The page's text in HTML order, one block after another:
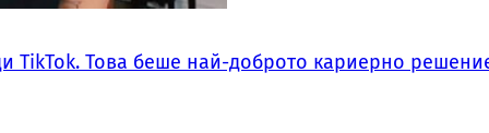
TikTok. Това беше най-доброто кариерно